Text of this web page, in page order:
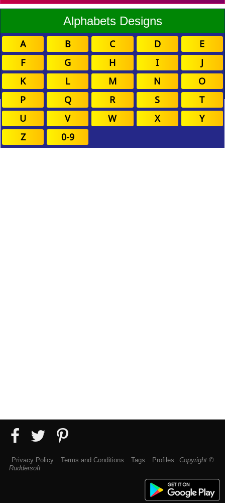
Alphabets Designs
A B C D
E
F
G H I
J
K
L M N
O
P
Q R S
T
U
V W X
Y
Z
0-9
Privacy Policy Terms and Conditions Tags Profiles
Copyright ©
Ruddersoft